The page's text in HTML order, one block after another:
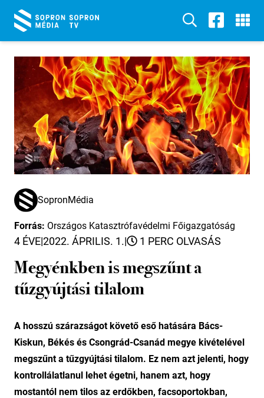
SopronMédia
Forrás: Országos Katasztrófavédelmi Főigazgatóság
4 ÉVE|2022. ÁPRILIS. 1.| 1 PERC OLVASÁS
Megyénkben is megszűnt a
tűzgyújtási tilalom
A hosszú szárazságot követő eső hatására Bács-
Kiskun, Békés és Csongrád-Csanád megye kivételével
megszűnt a tűzgyújtási tilalom. Ez nem azt jelenti, hogy
kontrollálatlanul lehet égetni, hanem azt, hogy
mostantól nem tilos az erdőkben, facsoportokban,